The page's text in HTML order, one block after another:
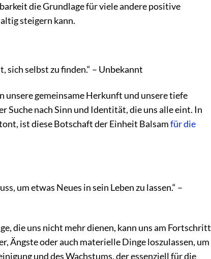
die Grundlage für viele andere positive
steigern kann.
sich selbst zu finden.“ – Unbekannt
unsere gemeinsame Herkunft und unsere tiefe
Suche nach Sinn und Identität, die uns alle eint. In
ist diese Botschaft der Einheit Balsamfür die
um etwas Neues in sein Leben zu lassen.“ –
die uns nicht mehr dienen, kann uns am Fortschritt
Ängste oder auch materielle Dinge loszulassen, um
und des Wachstums, der essenziell für die